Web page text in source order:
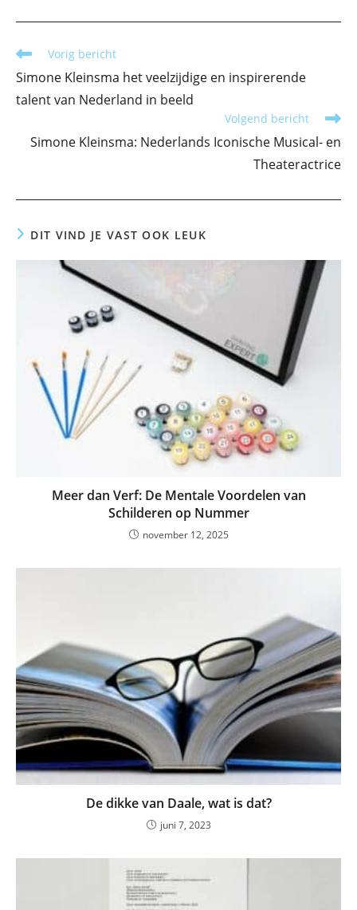
Lees
artikelen
Vorig bericht
Simone Kleinsma het veelzijdige en inspirerende
talent van Nederland in beeld
Volgend bericht
Simone Kleinsma: Nederlands Iconische Musical- en
Theateractrice
DIT VIND JE VAST OOK LEUK
Meer dan Verf: De Mentale Voordelen van
Schilderen op Nummer
november 12, 2025
De dikke van Daale, wat is dat?
juni 7, 2023